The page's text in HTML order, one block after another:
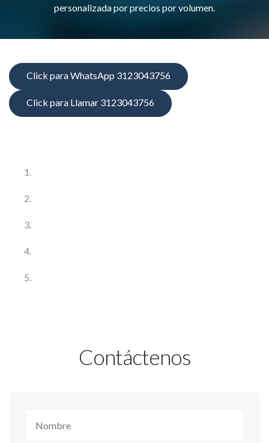
personalizada por precios por volumen.
Click para WhatsApp 3123043756
Click para Llamar 3123043756
Contáctenos